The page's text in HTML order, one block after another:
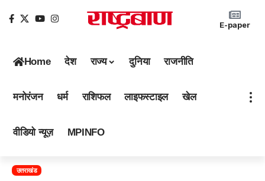
E-paper
Home देश राज्य दुनिया राजनीति
मनोरंजन धर्म राशिफल लाइफस्टाइल खेल
वीडियो न्यूज़ MPINFO
उत्तराखंड